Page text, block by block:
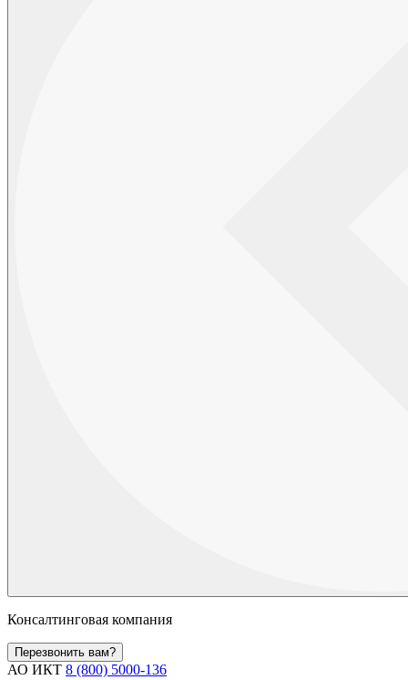
Консалтинговая компания
Перезвонить вам?
АО ИКТ 8 (800) 5000-136